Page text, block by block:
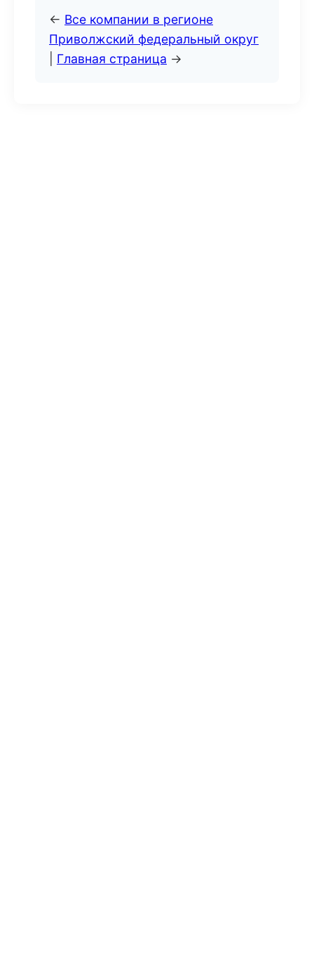
← Все компании в регионе
Приволжский федеральный округ
Главная страница →